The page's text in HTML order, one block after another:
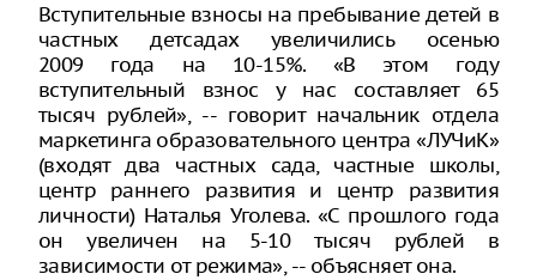
Вступительные взносы на пребывание детей в
частных детсадах увеличились осенью
2009 года на 10-15%. «В этом году
вступительный взнос у нас составляет 65
тысяч рублей», -- говорит начальник отдела
маркетинга образовательного центра «ЛУЧиК»
(входят два частных сада, частные школы,
центр раннего развития и центр развития
личности) Наталья Уголева. «С прошлого года
он увеличен на 5-10 тысяч рублей в
зависимости от режима», -- объясняет она.